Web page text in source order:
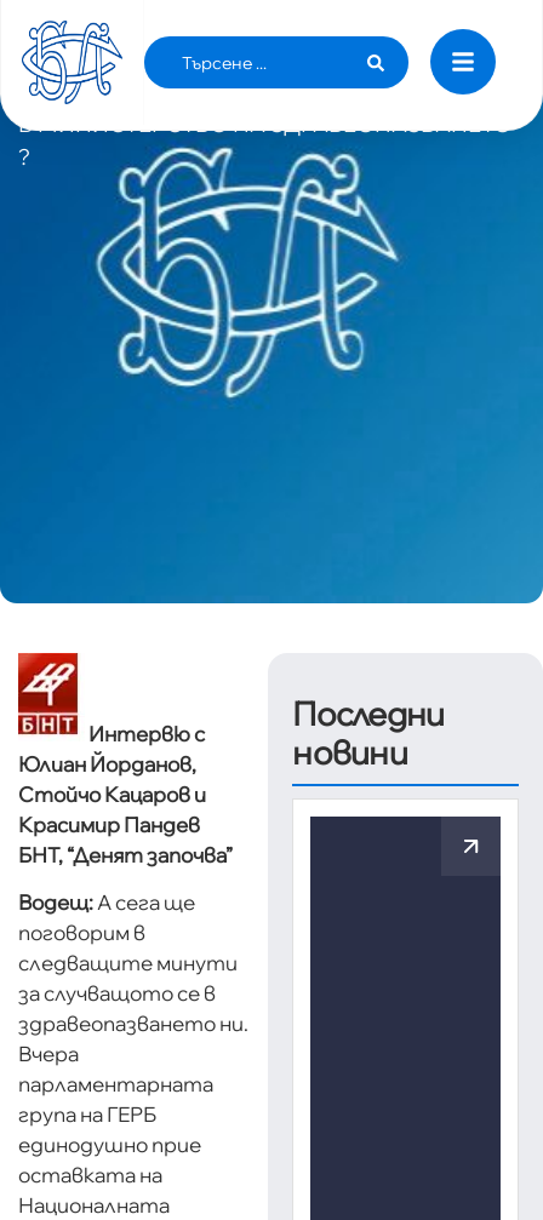
СЛЕД КАТО ОТКРЕХНАХМЕ ЗАВЕСАТА ЗА
КАСАТА, КАКВО СЕ СЛУЧВА С 5-ТЕ МИЛИОНА
В МИНИСТЕРСТВО НА ЗДРАВЕОПАЗВАНЕТО
?
Интервю с
Юлиан Йорданов,
Стойчо Кацаров и
Красимир Пандев
БНТ, “Денят започва”
Водещ:А сега ще
поговорим в
следващите минути
за случващото се в
здравеопазването ни.
Вчера
парламентарната
група на ГЕРБ
единодушно прие
оставката на
Националната
Последни
новини